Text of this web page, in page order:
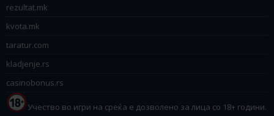
rezultat.mk
kvota.mk
taratur.com
kladjenje.rs
casinobonus.rs
Учество во игри на среќа е дозволено за лица со 18+ години.